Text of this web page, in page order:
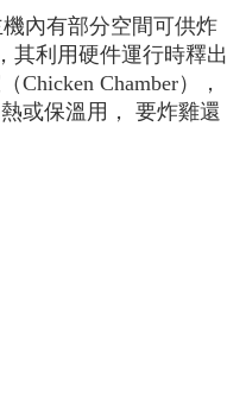
內有部分空間可供炸
其利用硬件運行時釋出
Chamber），
或保溫用， 要炸雞還